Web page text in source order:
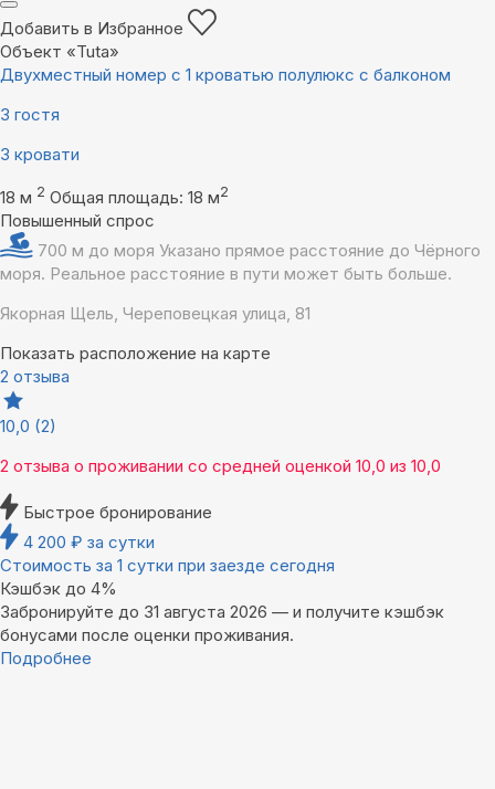
Добавить в Избранное
Объект «Tuta»
Двухместный номер с 1 кроватью полулюкс с балконом
3 гостя
3 кровати
18 м 2 Общая площадь: 18 м2
Повышенный спрос
700 м до моря Указано прямое расстояние до Чёрного
моря. Реальное расстояние в пути может быть больше.
Якорная Щель, Череповецкая улица, 81
Показать расположение на карте
2 отзыва
10,0 (2)
2 отзыва о проживании со средней оценкой 10,0 из 10,0
Быстрое бронирование
4 200 ₽ за сутки
Стоимость за 1 сутки при заезде сегодня
Кэшбэк до 4%
Забронируйте до 31 августа 2026 — и получите кэшбэк
бонусами после оценки проживания.
Подробнее